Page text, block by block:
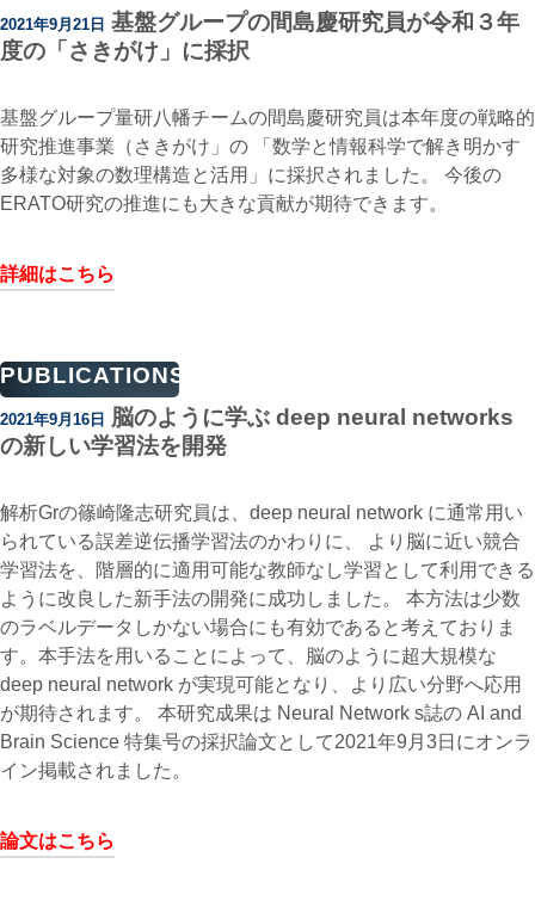
2021年9月21日 基盤グループの間島慶研究員が令和３年
度の「さきがけ」に採択
基盤グループ量研八幡チームの間島慶研究員は本年度の戦略的
研究推進事業（さきがけ」の 「数学と情報科学で解き明かす
多様な対象の数理構造と活用」に採択されました。 今後の
ERATO研究の推進にも大きな貢献が期待できます。
詳細はこちら
PUBLICATIONS
2021年9月16日
脳のように学ぶ deep neural networks
の新しい学習法を開発
解析Grの篠崎隆志研究員は、deep neural network に通常用い
られている誤差逆伝播学習法のかわりに、 より脳に近い競合
学習法を、階層的に適用可能な教師なし学習として利用できる
ように改良した新手法の開発に成功しました。 本方法は少数
のラベルデータしかない場合にも有効であると考えておりま
す。本手法を用いることによって、脳のように超大規模な
deep neural network が実現可能となり、より広い分野へ応用
が期待されます。 本研究成果は Neural Network s誌の AI and
Brain Science 特集号の採択論文として2021年9月3日にオンラ
イン掲載されました。
論文はこちら